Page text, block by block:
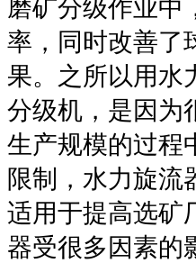
磨矿分级作业中
率，同时改善了
果。之所以用水
分级机，是因为
生产规模的过程
限制，水力旋流
适用于提高选矿
器受很多因素的